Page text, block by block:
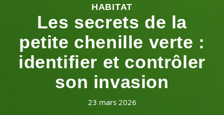
HABITAT
Les secrets de la
petite chenille verte :
identifier et contrôler
son invasion
23 mars 2026